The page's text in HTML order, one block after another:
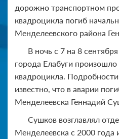
дорожно транспортном
квадроцикла погиб
Менделеевского района
В ночь с 7 на 8
города Елабуги
квадроцикла.
известно, что в аварии
Менделеевска Геннадий
Сушков возглавлял
Менделеевска с 2000 года